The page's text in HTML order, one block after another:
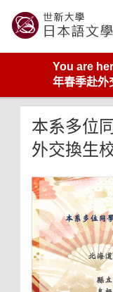
content
世新大學教學單位的
You are
年春季赴外
本系多位
外交換生